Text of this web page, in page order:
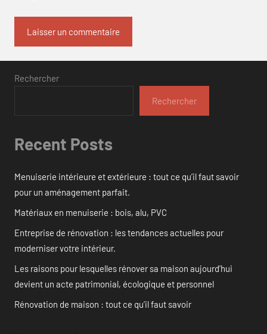
Rechercher
Rechercher
Recent Posts
Menuiserie intérieure et extérieure : tout ce qu’il faut savoir
pour un aménagement parfait.
Matériaux en menuiserie : bois, alu, PVC
Entreprise de rénovation : les tendances actuelles pour
moderniser votre intérieur.
Les raisons pour lesquelles rénover sa maison aujourd’hui
devient un acte patrimonial, écologique et personnel
Rénovation de maison : tout ce qu’il faut savoir